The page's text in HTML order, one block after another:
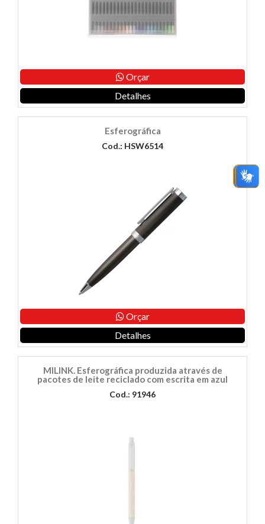
Orçar
Detalhes
Esferográfica
Cod.: HSW6514
Orçar
Detalhes
MILINK. Esferográfica produzida através de
pacotes de leite reciclado com escrita em azul
Cod.: 91946